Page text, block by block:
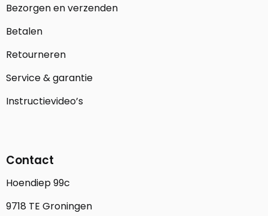
Bezorgen en verzenden
Betalen
Retourneren
Service & garantie
Instructievideo’s
Contact
Hoendiep 99c
9718 TE Groningen